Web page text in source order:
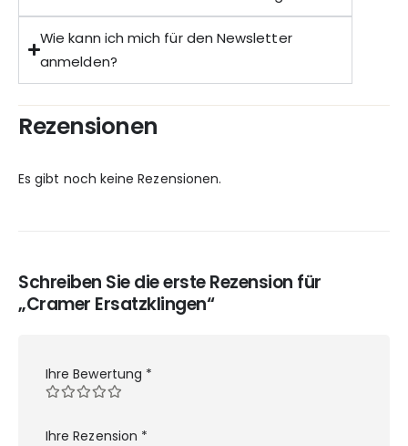
Wie kann ich mich für den Newsletter
anmelden?
Rezensionen
Es gibt noch keine Rezensionen.
Schreiben Sie die erste Rezension für
„Cramer Ersatzklingen“
Ihre Bewertung *
Ihre Rezension *